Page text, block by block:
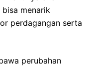
menarik
perdagangan serta
perubahan